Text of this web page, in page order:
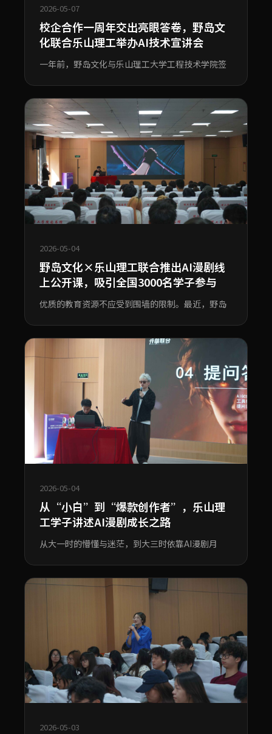
2026-05-07
校企合作一周年交出亮眼答卷，野岛文
化联合乐山理工举办AI技术宣讲会
一年前，野岛文化与乐山理工大学工程技术学院签
2026-05-04
野岛文化×乐山理工联合推出AI漫剧线
上公开课，吸引全国3000名学子参与
优质的教育资源不应受到围墙的限制。最近，野岛
2026-05-04
从“小白”到“爆款创作者”，乐山理
工学子讲述AI漫剧成长之路
从大一时的懵懂与迷茫，到大三时依靠AI漫剧月
2026-05-03